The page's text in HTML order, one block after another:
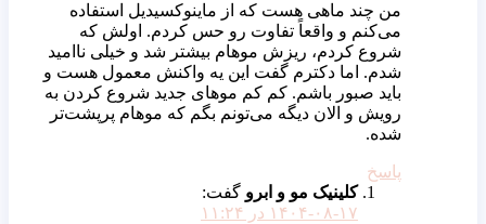
من چند ماهی هست که از ماینوکسیدیل استفاده
می‌کنم و واقعاً تفاوت رو حس کردم. اولش که
شروع کردم، ریزش موهام بیشتر شد و خیلی ناامید
شدم. اما دکترم گفت این یه واکنش معمول هست و
باید صبور باشم. کم کم موهای جدید شروع کردن به
رویش و الان دیگه می‌تونم بگم که موهام پرپشت‌تر
شده.
پاسخ
کلینیک مو و ابرو گفت:
۱۴۰۴-۰۸-۱۷ در ۱۱:۲۴